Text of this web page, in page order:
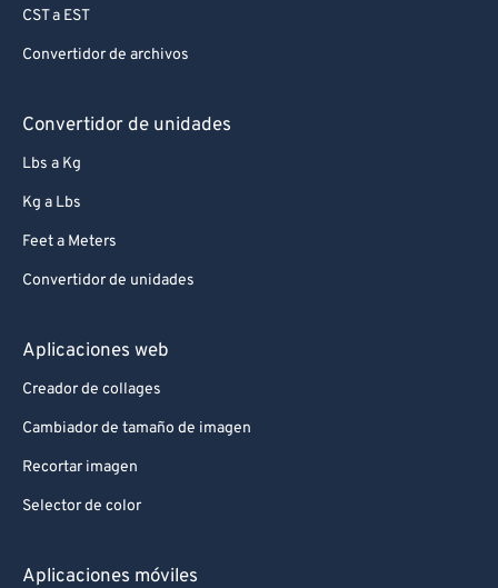
CST a EST
Convertidor de archivos
Convertidor de unidades
Lbs a Kg
Kg a Lbs
Feet a Meters
Convertidor de unidades
Aplicaciones web
Creador de collages
Cambiador de tamaño de imagen
Recortar imagen
Selector de color
Aplicaciones móviles